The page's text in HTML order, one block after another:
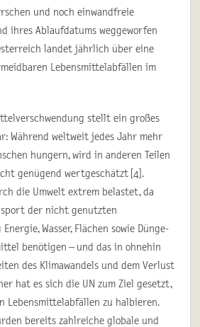
und noch einwandfreie
ihres Ablaufdatums weggeworfen
landet jährlich über eine
Lebensmittelabfällen im
stellt ein großes
Während weltweit jedes Jahr mehr
hungern, wird in anderen Teilen
genügend wertgeschätzt [4].
die Umwelt extrem belastet, da
der nicht genutzten
Wasser, Flächen sowie Dünge-
benötigen – und das in ohnehin
des Klimawandels und dem Verlust
hat es sich die UN zum Ziel gesetzt,
Lebensmittelabfällen zu halbieren.
bereits zahlreiche globale und